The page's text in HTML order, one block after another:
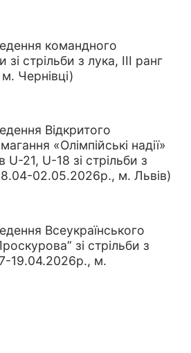
командного
зі стрільби з лука, ІІІ ранг
Чернівці)
Відкритого
«Олімпійські надії»
U-21, U-18 зі стрільби з
02.05.2026р., м. Львів)
Всеукраїнського
зі стрільби з
19.04.2026р., м.